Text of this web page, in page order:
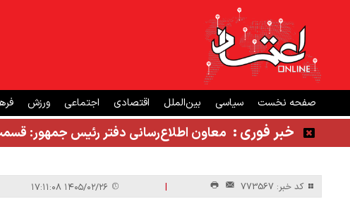
صفحه نخست سیاسی بین‌الملل اقتصادی اجتماعی ورزش
خبر فوری : معاون اطلاع‌رسانی دفتر رئیس جمهور:
کد خبر: 773567 |